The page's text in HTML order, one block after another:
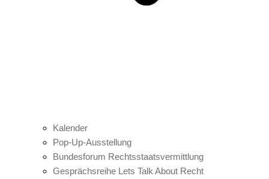
Kalender
Pop-Up-Ausstellung
Bundesforum Rechtsstaatsvermittlung
Gesprächsreihe Lets Talk About Recht